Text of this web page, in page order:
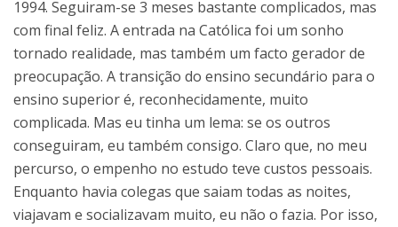
1994. Seguiram-se 3 meses bastante complicados, mas
com final feliz. A entrada na Católica foi um sonho
tornado realidade, mas também um facto gerador de
preocupação. A transição do ensino secundário para o
ensino superior é, reconhecidamente, muito
complicada. Mas eu tinha um lema: se os outros
conseguiram, eu também consigo. Claro que, no meu
percurso, o empenho no estudo teve custos pessoais.
Enquanto havia colegas que saiam todas as noites,
viajavam e socializavam muito, eu não o fazia. Por isso,